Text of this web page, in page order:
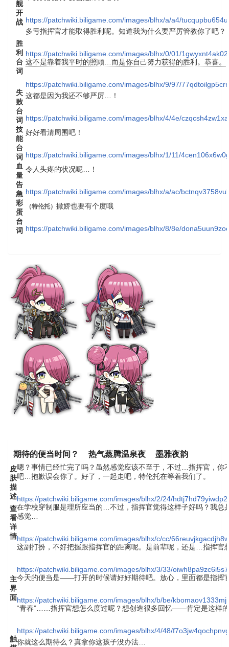
舰
开
战 https://patchwiki.biligame.com/images/blhx/a/a4/
胜
利
台
词
多亏指挥官才能取得胜利呢。知道我为什么要严厉管教你了吧？
https://patchwiki.biligame.com/images/blhx/0/01/
这不是靠着我平时的照顾…而是你自己努力获得的胜利。恭喜。
https://patchwiki.biligame.com/images/blhx/9/97/
失
败
台
词
这都是因为我还不够严厉…！
https://patchwiki.biligame.com/images/blhx/4/4e/
技
能
台
词
好好看清周围吧！
https://patchwiki.biligame.com/images/blhx/1/11/
血
量
告
急
令人头疼的状况呢…！
https://patchwiki.biligame.com/images/blhx/a/ac/
彩
蛋
台
词
（特伦托） 撒娇也要有个度哦
https://patchwiki.biligame.com/images/blhx/8/8e/
期待的便当时间？ 热气蒸腾温泉夜 墨雅夜韵
皮
肤
描
述
嗯？事情已经忙完了吗？虽然感觉应该不至于，不过…指挥官，你
吧…抱歉误会你了。好了，一起走吧，特伦托在等着我们了。
https://patchwiki.biligame.com/images/blhx/2/24/
查
看
详
情
在学校穿制服是理所应当的…不过，指挥官觉得这样子好吗？我总
感觉…
https://patchwiki.biligame.com/images/blhx/c/cc/
主
界
面
这副打扮，不好把握跟指挥官的距离呢。是前辈呢，还是…指挥官
https://patchwiki.biligame.com/images/blhx/3/33/
今天的便当是——打开的时候请好好期待吧。放心，里面都是指挥
https://patchwiki.biligame.com/images/blhx/b/be/
“青春”……指挥官想怎么度过呢？想创造很多回忆——肯定是这样
https://patchwiki.biligame.com/images/blhx/4/48/
触你就这么期待么？真拿你这孩子没办法…